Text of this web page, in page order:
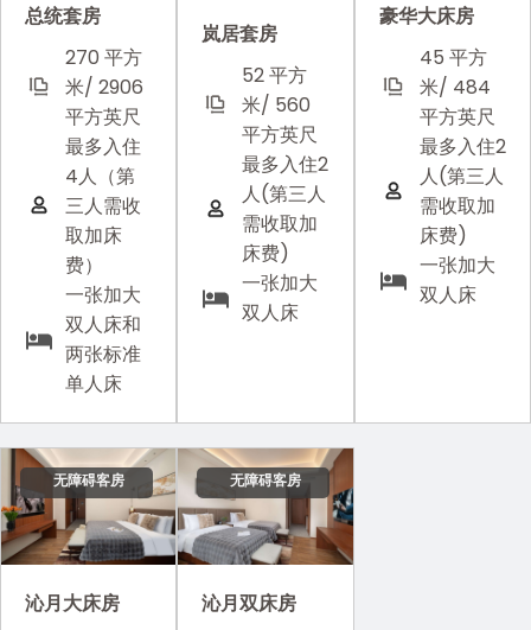
总统套房
270 平方
米/ 2906
平方英尺
最多入住
4人（第
三人需收
取加床
费）
一张加大
双人床和
两张标准
单人床
岚居套房
52 平方
米/ 560
平方英尺
最多入住2
人(第三人
需收取加
床费)
一张加大
双人床
豪华大床房
45 平方
米/ 484
平方英尺
最多入住2
人(第三人
需收取加
床费)
一张加大
双人床
无障碍客房
沁月大床房
无障碍客房
沁月双床房